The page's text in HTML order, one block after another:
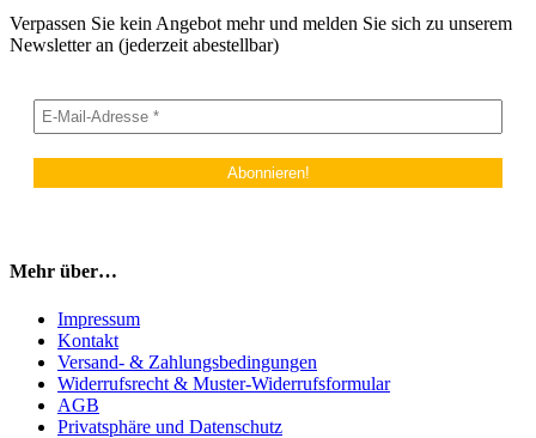
Verpassen Sie kein Angebot mehr und melden Sie sich zu unserem
Newsletter an (jederzeit abestellbar)
Mehr über…
Impressum
Kontakt
Versand- & Zahlungsbedingungen
Widerrufsrecht & Muster-Widerrufsformular
AGB
Privatsphäre und Datenschutz